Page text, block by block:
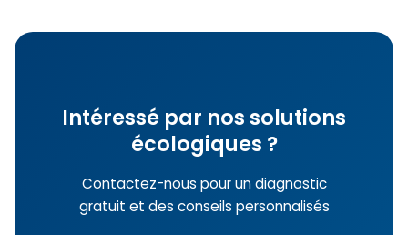
Intéressé par nos solutions
écologiques ?
Contactez-nous pour un diagnostic
gratuit et des conseils personnalisés